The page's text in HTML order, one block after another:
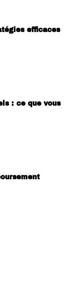
efficaces
: ce que vous